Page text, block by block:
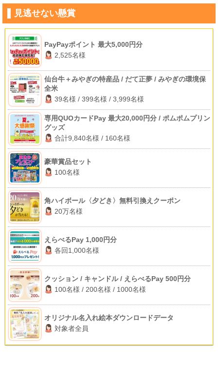
見逃せない懸賞
PayPayポイント 最大5,000円分
2,525名様
仙台牛＋みやぎの特産品 / だて正夢 / みやぎの環境保
全米
39名様 / 399名様 / 3,999名様
専用QUOカードPay 最大20,000円分 / ポムポムプリン
グッズ
合計9,840名様 / 160名様
豪華賞品セット
100名様
角ハイボール〈夕どき〉無料引換えクーポン
20万名様
えらべるPay 1,000円分
各回1,000名様
クッション / キャンドル / えらべるPay 500円分
100名様 / 200名様 / 1000名様
オリジナル名入れ絵本ダウンロードデータ
対象者全員